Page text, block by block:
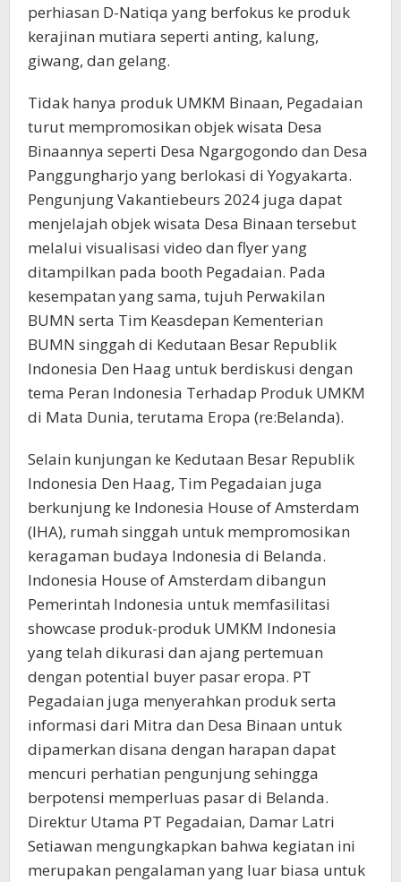
perhiasan D-Natiqa yang berfokus ke produk
kerajinan mutiara seperti anting, kalung,
giwang, dan gelang.
Tidak hanya produk UMKM Binaan, Pegadaian
turut mempromosikan objek wisata Desa
Binaannya seperti Desa Ngargogondo dan Desa
Panggungharjo yang berlokasi di Yogyakarta.
Pengunjung Vakantiebeurs 2024 juga dapat
menjelajah objek wisata Desa Binaan tersebut
melalui visualisasi video dan flyer yang
ditampilkan pada booth Pegadaian. Pada
kesempatan yang sama, tujuh Perwakilan
BUMN serta Tim Keasdepan Kementerian
BUMN singgah di Kedutaan Besar Republik
Indonesia Den Haag untuk berdiskusi dengan
tema Peran Indonesia Terhadap Produk UMKM
di Mata Dunia, terutama Eropa (re:Belanda).
Selain kunjungan ke Kedutaan Besar Republik
Indonesia Den Haag, Tim Pegadaian juga
berkunjung ke Indonesia House of Amsterdam
(IHA), rumah singgah untuk mempromosikan
keragaman budaya Indonesia di Belanda.
Indonesia House of Amsterdam dibangun
Pemerintah Indonesia untuk memfasilitasi
showcase produk-produk UMKM Indonesia
yang telah dikurasi dan ajang pertemuan
dengan potential buyer pasar eropa. PT
Pegadaian juga menyerahkan produk serta
informasi dari Mitra dan Desa Binaan untuk
dipamerkan disana dengan harapan dapat
mencuri perhatian pengunjung sehingga
berpotensi memperluas pasar di Belanda.
Direktur Utama PT Pegadaian, Damar Latri
Setiawan mengungkapkan bahwa kegiatan ini
merupakan pengalaman yang luar biasa untuk